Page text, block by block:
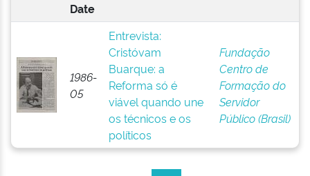
Date
1986-
05
Entrevista:
Cristóvam
Buarque: a
Reforma só é
viável quando une
os técnicos e os
políticos
Fundação
Centro de
Formação do
Servidor
Público (Brasil)